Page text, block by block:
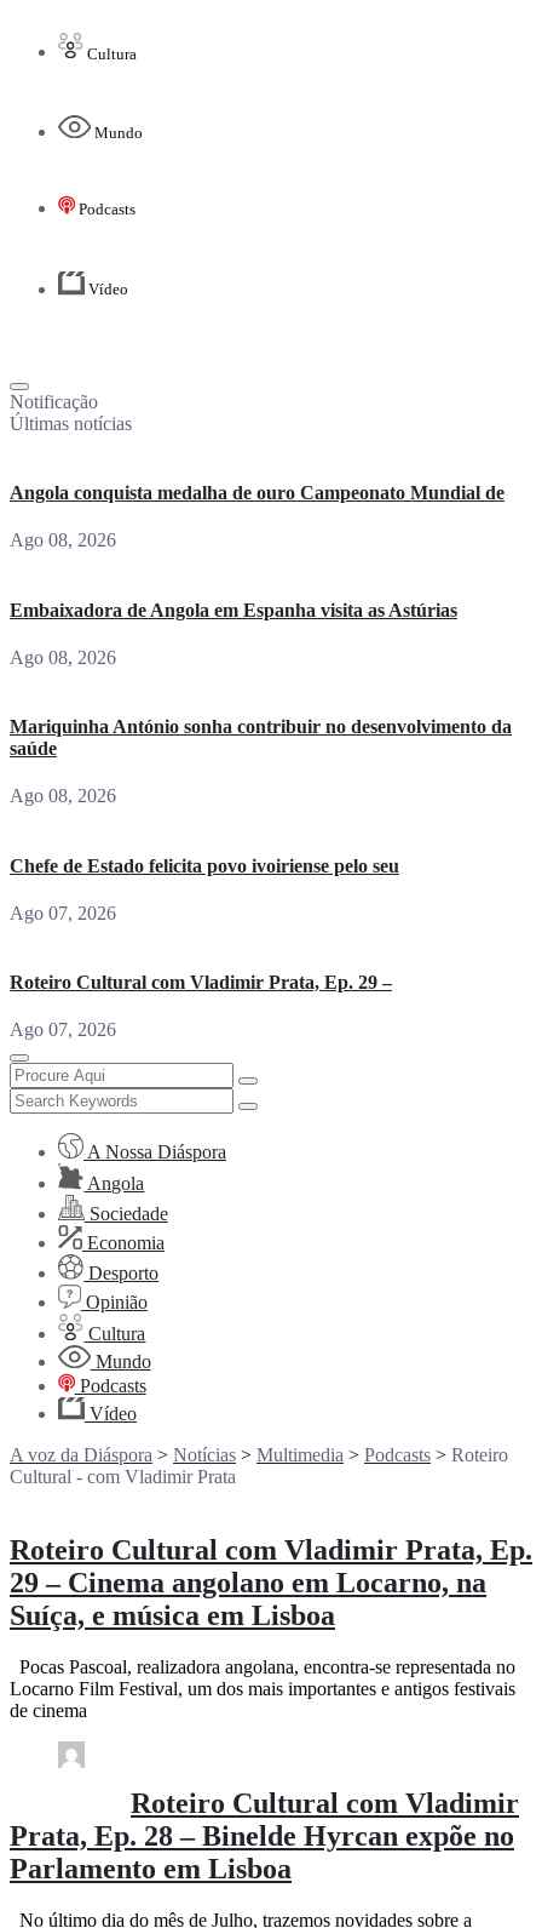
Cultura
Mundo
Podcasts
Vídeo
Notificação
Últimas notícias
Angola conquista medalha de ouro Campeonato Mundial de
Ago 08, 2026
Embaixadora de Angola em Espanha visita as Astúrias
Ago 08, 2026
Mariquinha António sonha contribuir no desenvolvimento da
saúde
Ago 08, 2026
Chefe de Estado felicita povo ivoiriense pelo seu
Ago 07, 2026
Roteiro Cultural com Vladimir Prata, Ep. 29 –
Ago 07, 2026
A Nossa Diáspora
Angola
Sociedade
Economia
Desporto
Opinião
Cultura
Mundo
Podcasts
Vídeo
A voz da Diáspora > Notícias > Multimedia > Podcasts > Roteiro
Cultural - com Vladimir Prata
Roteiro Cultural com Vladimir Prata, Ep.
29 – Cinema angolano em Locarno, na
Suíça, e música em Lisboa
Pocas Pascoal, realizadora angolana, encontra-se representada no
Locarno Film Festival, um dos mais importantes e antigos festivais
de cinema
Roteiro Cultural com Vladimir
Prata, Ep. 28 – Binelde Hyrcan expõe no
Parlamento em Lisboa
No último dia do mês de Julho, trazemos novidades sobre a